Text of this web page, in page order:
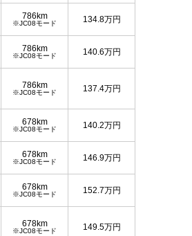
786km
※JC08モード 134.8万円
786km
※JC08モード 140.6万円
786km
※JC08モード 137.4万円
678km
※JC08モード 140.2万円
678km
※JC08モード 146.9万円
678km
※JC08モード 152.7万円
678km
※JC08モード 149.5万円